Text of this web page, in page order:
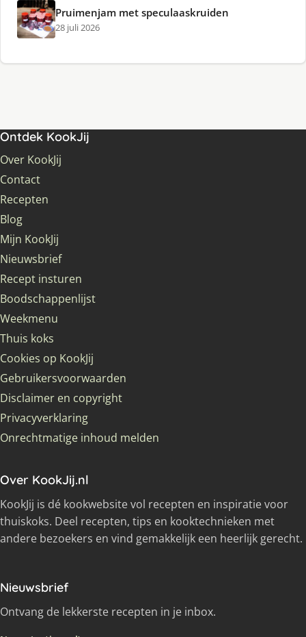
Pruimenjam met speculaaskruiden
28 juli 2026
Ontdek KookJij
Over KookJij
Contact
Recepten
Blog
Mijn KookJij
Nieuwsbrief
Recept insturen
Boodschappenlijst
Weekmenu
Thuis koks
Cookies op KookJij
Gebruikersvoorwaarden
Disclaimer en copyright
Privacyverklaring
Onrechtmatige inhoud melden
Over KookJij.nl
KookJij is dé kookwebsite vol recepten en inspiratie voor
thuiskoks. Deel recepten, tips en kooktechnieken met
andere bezoekers en vind gemakkelijk een heerlijk gerecht.
Nieuwsbrief
Ontvang de lekkerste recepten in je inbox.